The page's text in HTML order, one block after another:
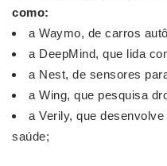
como:
a Waymo, de carros
a DeepMind, que lida
a Nest, de sensores
a Wing, que pesquisa
a Verily, que
saúde;